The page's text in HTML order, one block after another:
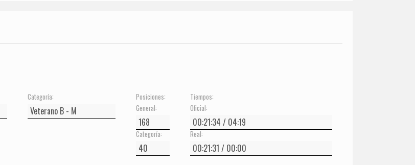
Categoría:
Posiciones:
General:
Categoría:
Tiempos:
Oficial:
Real: